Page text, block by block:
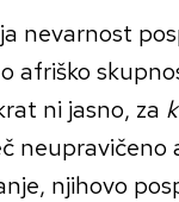
nevarnost
afriško
ni jasno, za
neupravičeno
njihovo